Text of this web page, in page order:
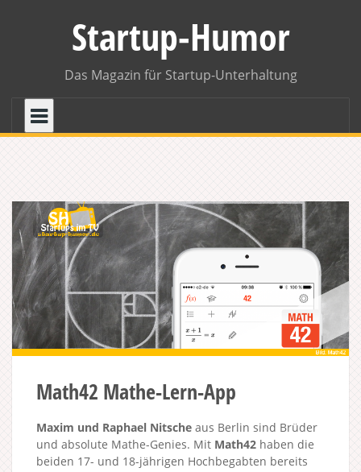
Startup-Humor
Das Magazin für Startup-Unterhaltung
Math42 Mathe-Lern-App
Maxim und Raphael Nitsche aus Berlin sind Brüder
und absolute Mathe-Genies. Mit Math42 haben die
beiden 17- und 18-jährigen Hochbegabten bereits